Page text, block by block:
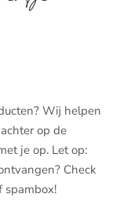
Wij helpen
op de
je op. Let op:
Check
spambox!